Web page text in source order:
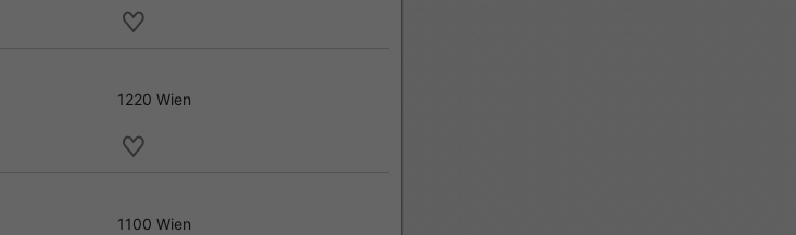
1220 Wien
1100 Wien